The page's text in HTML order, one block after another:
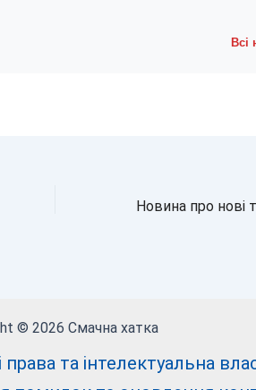
Всі
© 2026 Смачна хатка
права та інтелектуальна